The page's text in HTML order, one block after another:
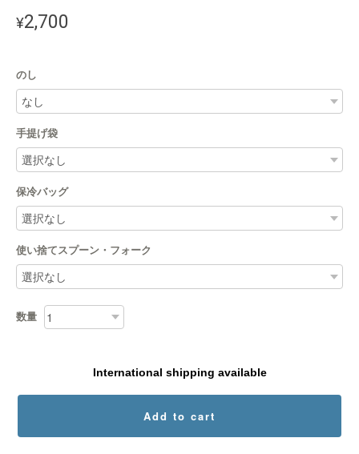
¥2,700
のし
手提げ袋
保冷バッグ
使い捨てスプーン・フォーク
数量
International shipping available
Add to cart